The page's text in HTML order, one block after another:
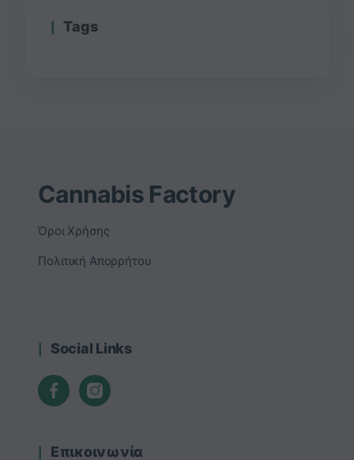
Τags
Cannabis Factory
Όροι Χρήσης
Πολιτική Απορρήτου
Social Links
Επικοινωνία